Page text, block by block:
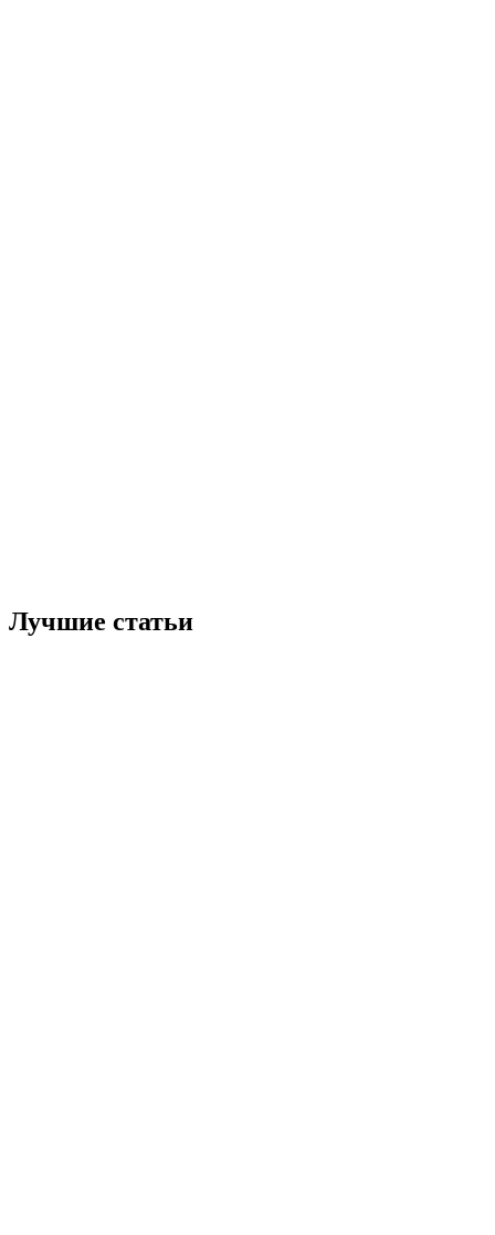
Лучшие статьи